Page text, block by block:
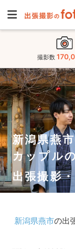
撮影数
新潟県燕市
カップルの
出張撮影
新潟県燕市の出